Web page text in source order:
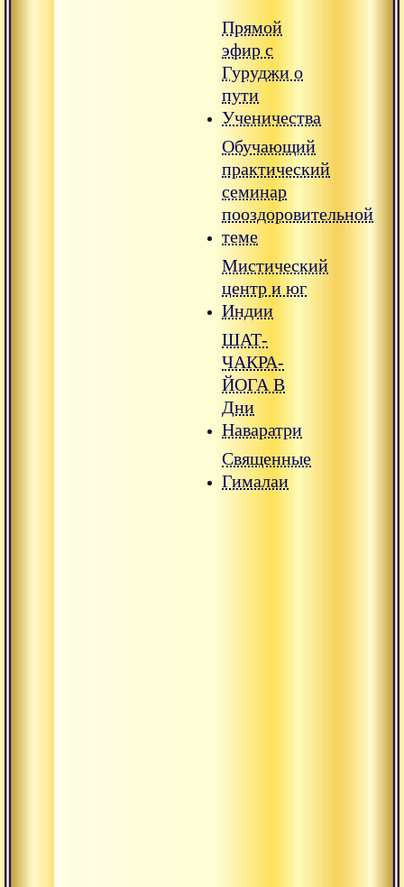
Прямой
эфир с
Гуруджи о
пути
Ученичества
Обучающий
практический
семинар
пооздоровительной
теме
Мистический
центр и юг
Индии
ШАТ-
ЧАКРА-
ЙОГА В
Дни
Наваратри
Священные
Гималаи